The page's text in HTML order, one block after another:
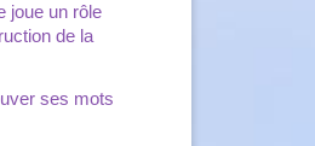
joue un rôle
de la
ses mots